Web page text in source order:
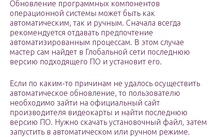
Обновление программных компонентов
операционной системы может быть как
автоматическим, так и ручным. Сначала всегда
рекомендуется отдавать предпочтение
автоматизированным процессам. В этом случае
мастер сам найдет в Глобальной сети последнюю
версию подходящего ПО и установит его.
Если по каким-то причинам не удалось осуществить
автоматическое обновление, то пользователю
необходимо зайти на официальный сайт
производителя видеокарты и найти последнюю
версию ПО. Нужно скачать установочный файл, затем
запустить в автоматическом или ручном режиме.